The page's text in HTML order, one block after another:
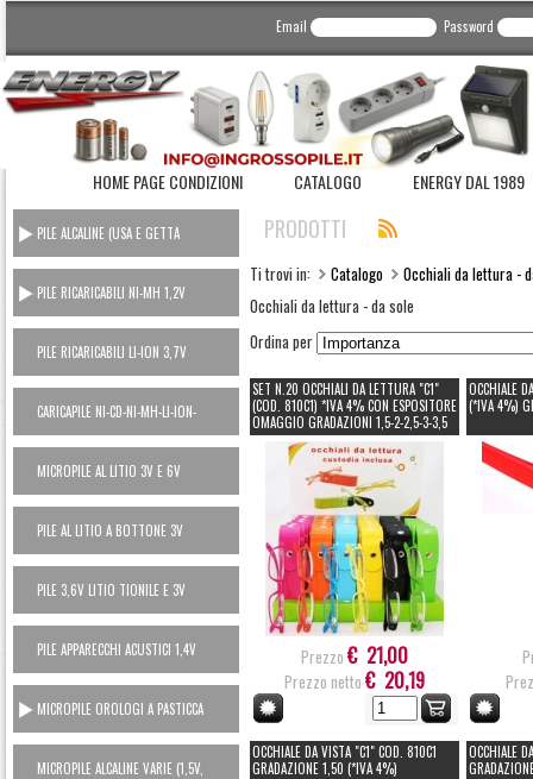
Email Password
HOME PAGE CONDIZIONI CATALOGO ENERGY DAL 1989
PILE ALCALINE (USA E GETTA
CONSUMER)
PILE RICARICABILI NI-MH 1,2V
PILE RICARICABILI LI-ION 3,7V
CARICAPILE NI-CD-NI-MH-LI-ION-
POWER BANK
MICROPILE AL LITIO 3V E 6V
PILE AL LITIO A BOTTONE 3V
PILE 3,6V LITIO TIONILE E 3V
LITIO MANGANESE (USA E GETTA)
PILE APPARECCHI ACUSTICI 1,4V
ZINCO ARIA
MICROPILE OROLOGI A PASTICCA
OSSIDO ARGENTO 1,5V
MICROPILE ALCALINE VARIE (1,5V,
PRODOTTI
Ti trovi in: Catalogo
Occhiali da lettura -
Occhiali da lettura - da sole
Ordina per
SET N.20 OCCHIALI DA LETTURA "C1"
(COD. 810C1) *IVA 4% CON ESPOSITORE
OMAGGIO GRADAZIONI 1,5-2-2,5-3-3,5
Prezzo € 21,00
Prezzo netto € 20,19
OCCHIALE
(*IVA 4%)
OCCHIALE DA VISTA "C1" COD. 810C1
GRADAZIONE 1,50 (*IVA 4%)
OCCHIALE